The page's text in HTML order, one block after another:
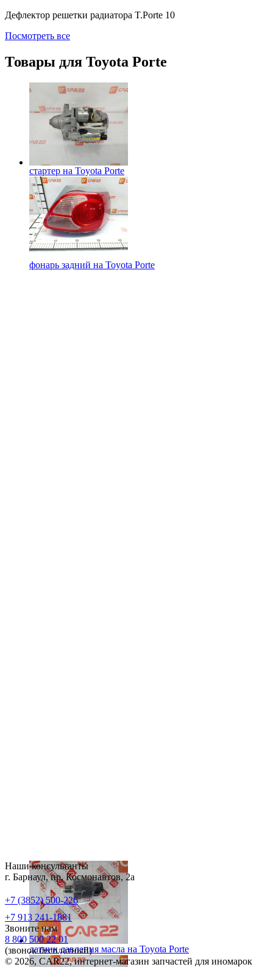
Дефлектор решетки радиатора T.Porte 10
Посмотреть все
Товары для Toyota Porte
стартер на Toyota Porte
фонарь задний на Toyota Porte
датчик давления масла на Toyota Porte
Наши консультанты
г. Барнаул, пр. Космонавтов, 2а
+7 (3852) 500-226
+7 913 241-1881
Звоните нам
8 800 500 22 01
(звонок бесплатный)
© 2026, CAR22, интернет-магазин запчастей для иномарок